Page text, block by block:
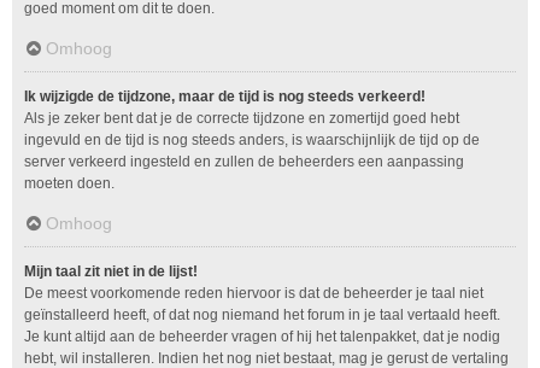
goed moment om dit te doen.
Omhoog
Ik wijzigde de tijdzone, maar de tijd is nog steeds verkeerd!
Als je zeker bent dat je de correcte tijdzone en zomertijd goed hebt
ingevuld en de tijd is nog steeds anders, is waarschijnlijk de tijd op de
server verkeerd ingesteld en zullen de beheerders een aanpassing
moeten doen.
Omhoog
Mijn taal zit niet in de lijst!
De meest voorkomende reden hiervoor is dat de beheerder je taal niet
geïnstalleerd heeft, of dat nog niemand het forum in je taal vertaald heeft.
Je kunt altijd aan de beheerder vragen of hij het talenpakket, dat je nodig
hebt, wil installeren. Indien het nog niet bestaat, mag je gerust de vertaling